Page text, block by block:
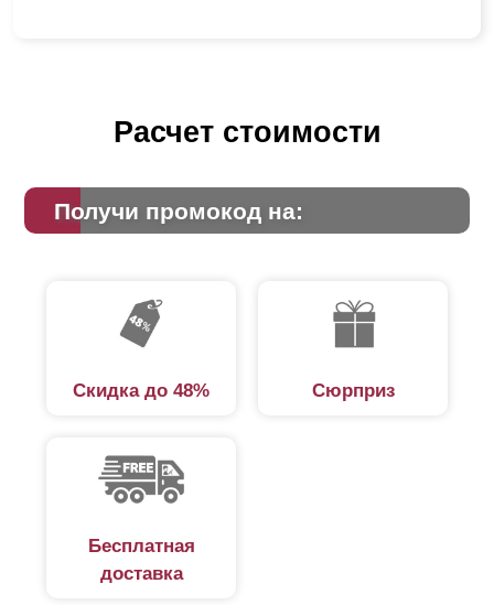
Расчет стоимости
Получи промокод на:
Скидка до 48% Сюрприз
Бесплатная
доставка